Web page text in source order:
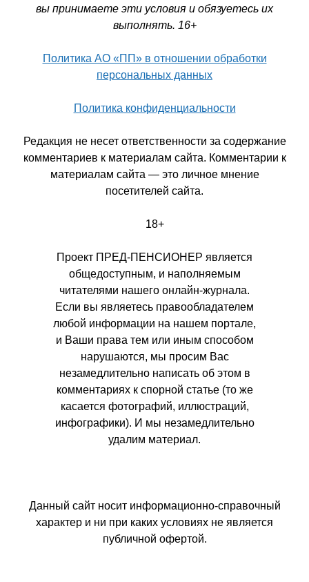
вы принимаете эти условия и обязуетесь их
выполнять. 16+
Политика АО «ПП» в отношении обработки
персональных данных
Политика конфиденциальности
Редакция не несет ответственности за содержание
комментариев к материалам сайта. Комментарии к
материалам сайта — это личное мнение
посетителей сайта.
18+
Проект ПРЕД-ПЕНСИОНЕР является
общедоступным, и наполняемым
читателями нашего онлайн-журнала.
Если вы являетесь правообладателем
любой информации на нашем портале,
и Ваши права тем или иным способом
нарушаются, мы просим Вас
незамедлительно написать об этом в
комментариях к спорной статье (то же
касается фотографий, иллюстраций,
инфографики). И мы незамедлительно
удалим материал.
Данный сайт носит информационно-справочный
характер и ни при каких условиях не является
публичной офертой.